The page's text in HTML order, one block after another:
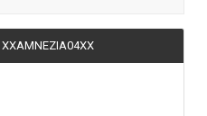
XXAMNEZIA04XX